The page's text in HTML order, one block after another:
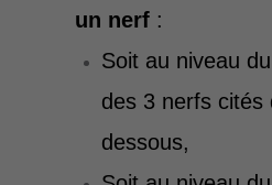
un nerf :
Soit au niveau du
des 3 nerfs cités
dessous,